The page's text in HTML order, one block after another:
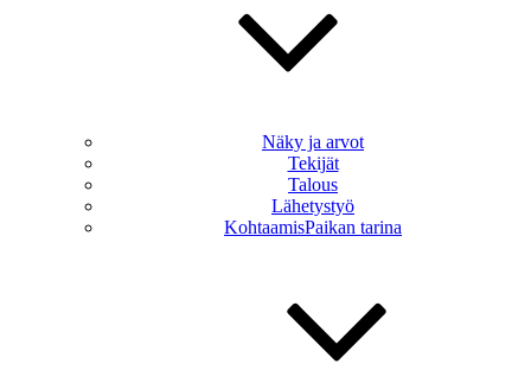
Näky ja arvot
Tekijät
Talous
Lähetystyö
KohtaamisPaikan tarina